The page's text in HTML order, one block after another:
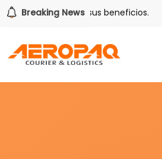
Breaking News
también tiene sus beneficios.